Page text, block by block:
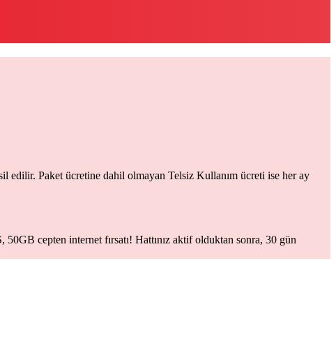
edilir. Paket ücretine dahil olmayan Telsiz Kullanım ücreti ise her ay
cepten internet fırsatı! Hattınız aktif olduktan sonra, 30 gün